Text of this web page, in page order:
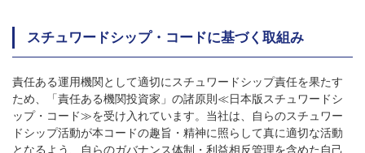
スチュワードシップ・コードに基づく取組み
責任ある運用機関として適切にスチュワードシップ責任を果たす
ため、「責任ある機関投資家」の諸原則≪日本版スチュワードシ
ップ・コード≫を受け入れています。当社は、自らのスチュワー
ドシップ活動が本コードの趣旨・精神に照らして真に適切な活動
となるよう、自らのガバナンス体制・利益相反管理を含めた自己